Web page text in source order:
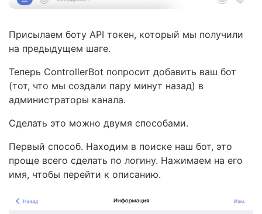
Присылаем боту API токен, который мы получили
на предыдущем шаге.
Теперь ControllerBot попросит добавить ваш бот
(тот, что мы создали пару минут назад) в
администраторы канала.
Сделать это можно двумя способами.
Первый способ. Находим в поиске наш бот, это
проще всего сделать по логину. Нажимаем на его
имя, чтобы перейти к описанию.